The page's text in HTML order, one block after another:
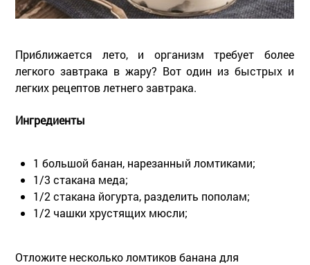
Приближается лето, и организм требует более
легкого завтрака в жару? Вот один из быстрых и
легких рецептов летнего завтрака.
Ингредиенты
1 большой банан, нарезанный ломтиками;
1/3 стакана меда;
1/2 стакана йогурта, разделить пополам;
1/2 чашки хрустящих мюсли;
Отложите несколько ломтиков банана для